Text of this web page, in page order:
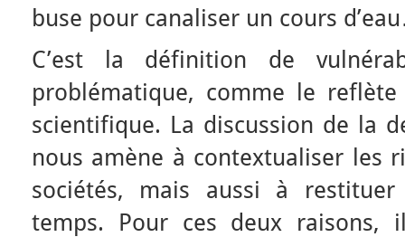
buse pour canaliser un cours
C’est la définition de
problématique, comme le
scientifique. La discussion de la
nous amène à contextualiser les
sociétés, mais aussi à
temps. Pour ces deux raisons,